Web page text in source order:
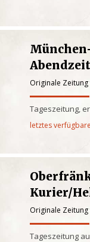
Originale
Tageszeitung,
letztes
Kurier/
Originale
Tageszeitung